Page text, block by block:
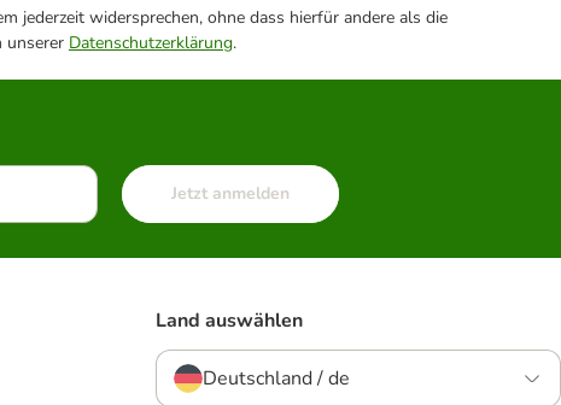
jederzeit widersprechen, ohne dass hierfür andere als die
unserer Datenschutzerklärung.
Jetzt anmelden
Land auswählen
Deutschland / de